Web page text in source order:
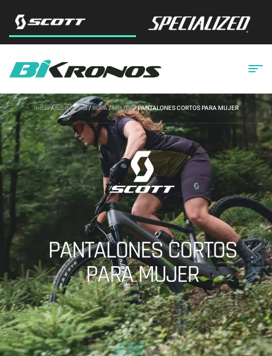
Inicio/Scott Sports/ROPA/MUJER/ PANTALONES CORTOS PARA MUJER
PANTALONES CORTOS
PARA MUJER